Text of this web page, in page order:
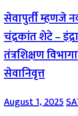
सेवापुर्ती म्हणजे
चंद्रकांत शेटे –
तंत्रशिक्षण
सेवानिवृत्त
August 1, 2025